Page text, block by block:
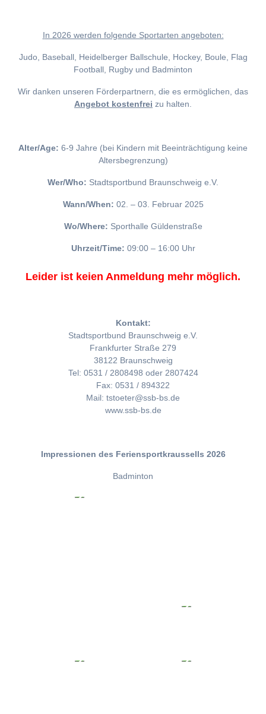
In 2026 werden folgende Sportarten angeboten:
Judo, Baseball, Heidelberger Ballschule, Hockey, Boule, Flag
Football, Rugby und Badminton
Wir danken unseren Förderpartnern, die es ermöglichen, das
Angebot kostenfrei zu halten.
Alter/Age: 6-9 Jahre (bei Kindern mit Beeinträchtigung keine
Altersbegrenzung)
Wer/Who: Stadtsportbund Braunschweig e.V.
Wann/When: 02. – 03. Februar 2025
Wo/Where: Sporthalle Güldenstraße
Uhrzeit/Time: 09:00 – 16:00 Uhr
Leider ist keien Anmeldung mehr möglich.
Kontakt:
Stadtsportbund Braunschweig e.V.
Frankfurter Straße 279
38122 Braunschweig
Tel: 0531 / 2808498 oder 2807424
Fax: 0531 / 894322
Mail: tstoeter@ssb-bs.de
www.ssb-bs.de
Impressionen des Feriensportkraussells 2026
Badminton